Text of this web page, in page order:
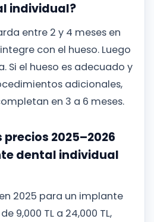
individual?
entre 2 y 4 meses en
con el hueso. Luego
Si el hueso es adecuado y
adicionales,
en 3 a 6 meses.
precios 2025–2026
dental individual
2025 para un implante
9,000 TL a 24,000 TL,